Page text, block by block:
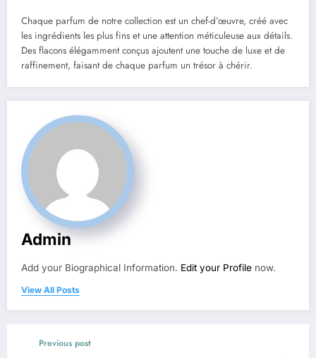
Chaque parfum de notre collection est un chef-d’œuvre, créé avec
les ingrédients les plus fins et une attention méticuleuse aux détails.
Des flacons élégamment conçus ajoutent une touche de luxe et de
raffinement, faisant de chaque parfum un trésor à chérir.
Admin
Add your Biographical Information. Edit your Profile now.
View All Posts
Previous post